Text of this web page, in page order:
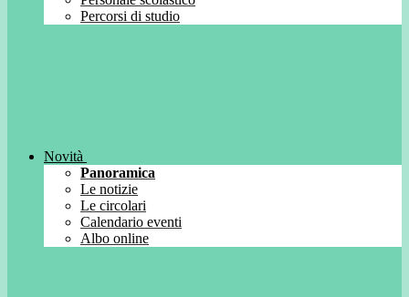
Percorsi di studio
Novità
Panoramica
Le notizie
Le circolari
Calendario eventi
Albo online